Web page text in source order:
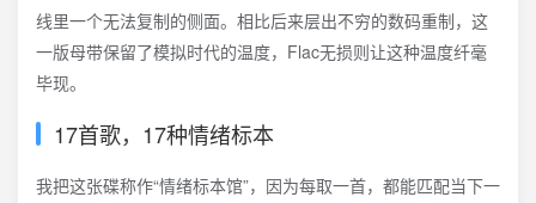
线里一个无法复制的侧面。相比后来层出不穷的数码重制，这
一版母带保留了模拟时代的温度，Flac无损则让这种温度纤毫
毕现。
17首歌，17种情绪标本
我把这张碟称作“情绪标本馆”，因为每取一首，都能匹配当下一